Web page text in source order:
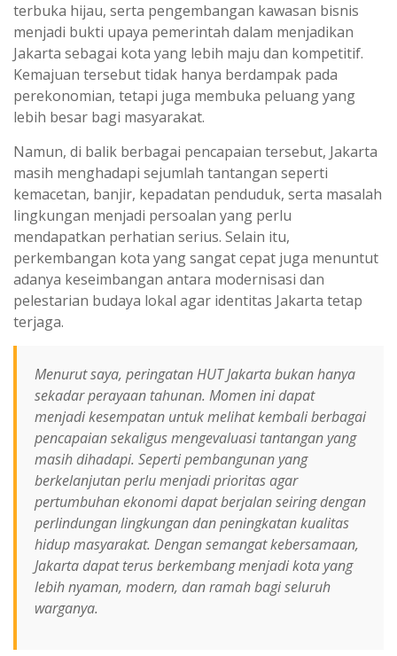
terbuka hijau, serta pengembangan kawasan bisnis
menjadi bukti upaya pemerintah dalam menjadikan
Jakarta sebagai kota yang lebih maju dan kompetitif.
Kemajuan tersebut tidak hanya berdampak pada
perekonomian, tetapi juga membuka peluang yang
lebih besar bagi masyarakat.
Namun, di balik berbagai pencapaian tersebut, Jakarta
masih menghadapi sejumlah tantangan seperti
kemacetan, banjir, kepadatan penduduk, serta masalah
lingkungan menjadi persoalan yang perlu
mendapatkan perhatian serius. Selain itu,
perkembangan kota yang sangat cepat juga menuntut
adanya keseimbangan antara modernisasi dan
pelestarian budaya lokal agar identitas Jakarta tetap
terjaga.
Menurut saya, peringatan HUT Jakarta bukan hanya
sekadar perayaan tahunan. Momen ini dapat
menjadi kesempatan untuk melihat kembali berbagai
pencapaian sekaligus mengevaluasi tantangan yang
masih dihadapi. Seperti pembangunan yang
berkelanjutan perlu menjadi prioritas agar
pertumbuhan ekonomi dapat berjalan seiring dengan
perlindungan lingkungan dan peningkatan kualitas
hidup masyarakat. Dengan semangat kebersamaan,
Jakarta dapat terus berkembang menjadi kota yang
lebih nyaman, modern, dan ramah bagi seluruh
warganya.